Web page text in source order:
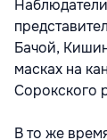
Бачой,
масках на
Сорокского
В то же